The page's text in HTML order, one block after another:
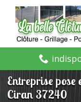
Entreprise pose
Ciran 37240